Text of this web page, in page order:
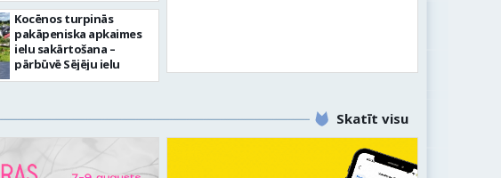
Kocēnos turpinās
pakāpeniska apkaimes
ielu sakārtošana –
pārbūvē Sējēju ielu
Skatīt visu